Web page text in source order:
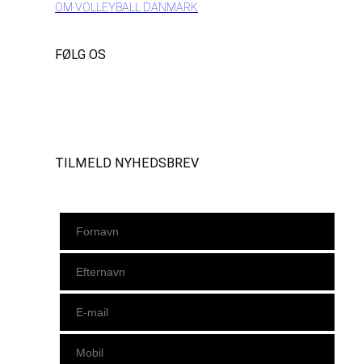
OM VOLLEYBALL DANMARK
FØLG OS
TILMELD NYHEDSBREV